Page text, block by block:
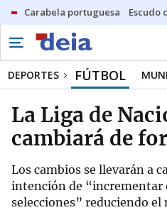
Carabela portuguesa Escudo
DEPORTES FÚTBOL
La Liga de
cambiará de
Los cambios se llevarán a
intención de “incrementar
selecciones” reduciendo